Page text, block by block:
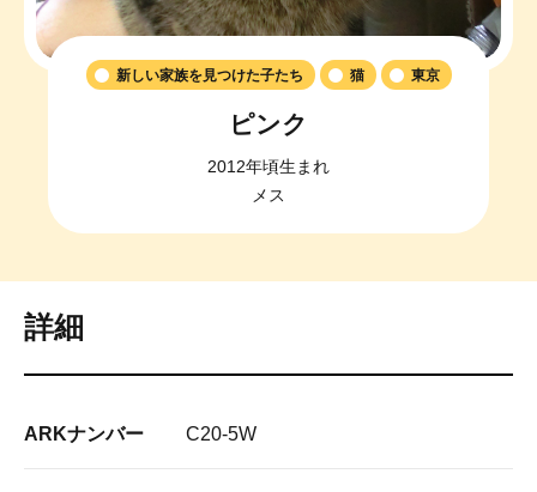
新しい家族を見つけた子たち 猫 東京
ピンク
2012年頃生まれ
メス
詳細
ARKナンバー C20-5W